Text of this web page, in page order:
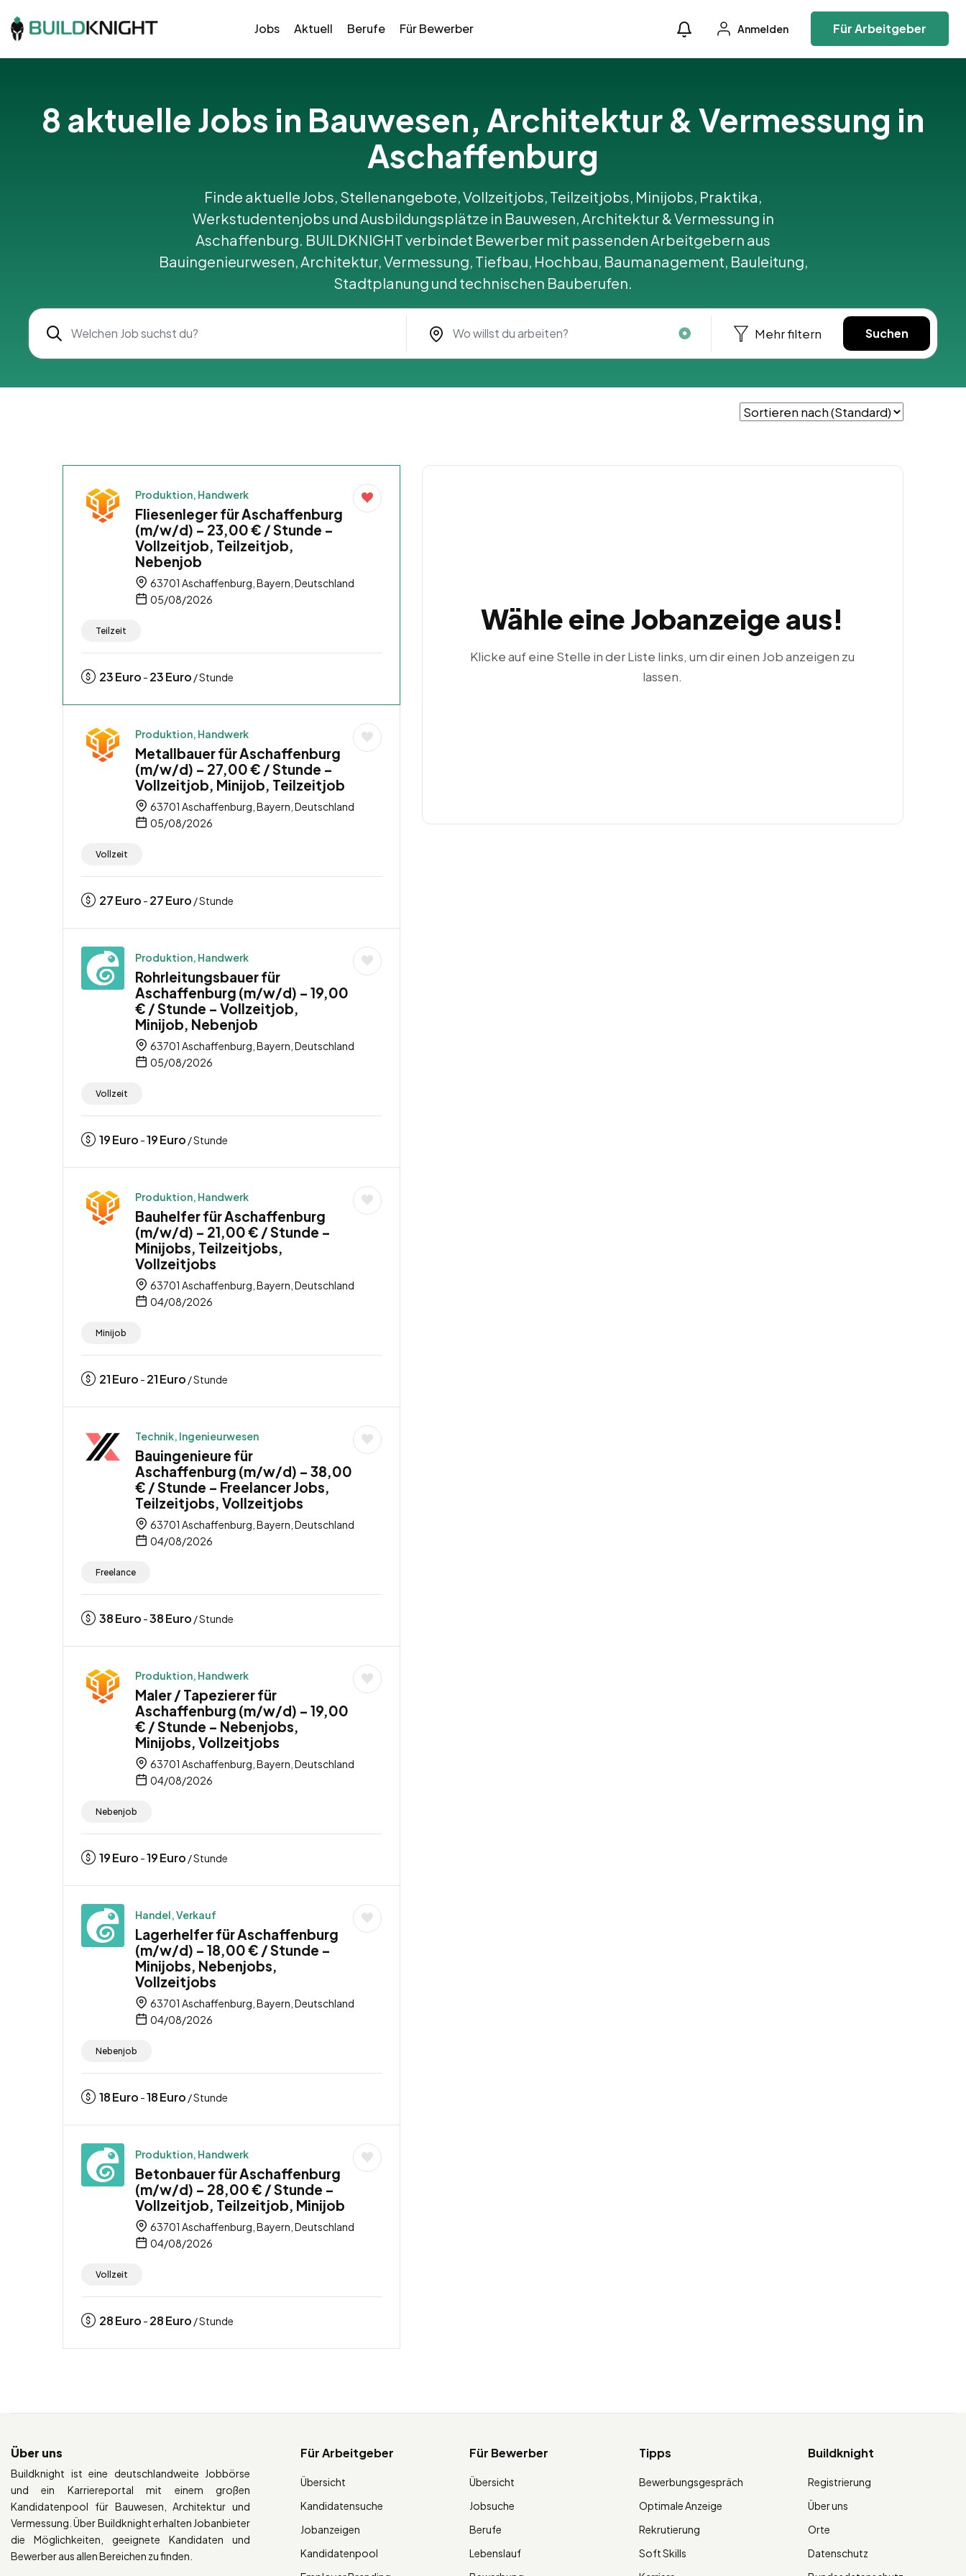
Jobs Aktuell Berufe Für Bewerber Anmelden Für Arbeitgeber
8 aktuelle Jobs in Bauwesen, Architektur & Vermessung in
Aschaffenburg
Finde aktuelle Jobs, Stellenangebote, Vollzeitjobs, Teilzeitjobs, Minijobs, Praktika,
Werkstudentenjobs und Ausbildungsplätze in Bauwesen, Architektur & Vermessung in
Aschaffenburg. BUILDKNIGHT verbindet Bewerber mit passenden Arbeitgebern aus
Bauingenieurwesen, Architektur, Vermessung, Tiefbau, Hochbau, Baumanagement, Bauleitung,
Stadtplanung und technischen Bauberufen.
Mehr filtern Suchen
Produktion, Handwerk
Fliesenleger für Aschaffenburg
(m/w/d) – 23,00 € / Stunde –
Vollzeitjob, Teilzeitjob,
Nebenjob
63701 Aschaffenburg, Bayern, Deutschland
05/08/2026
Teilzeit
23Euro - 23Euro / Stunde
Produktion, Handwerk
Metallbauer für Aschaffenburg
(m/w/d) – 27,00 € / Stunde –
Vollzeitjob, Minijob, Teilzeitjob
63701 Aschaffenburg, Bayern, Deutschland
05/08/2026
Vollzeit
27Euro - 27Euro / Stunde
Produktion, Handwerk
Rohrleitungsbauer für
Aschaffenburg (m/w/d) – 19,00
€ / Stunde – Vollzeitjob,
Minijob, Nebenjob
63701 Aschaffenburg, Bayern, Deutschland
05/08/2026
Vollzeit
19Euro -19Euro / Stunde
Produktion, Handwerk
Bauhelfer für Aschaffenburg
(m/w/d) – 21,00 € / Stunde –
Minijobs, Teilzeitjobs,
Vollzeitjobs
63701 Aschaffenburg, Bayern, Deutschland
04/08/2026
Minijob
21Euro - 21Euro / Stunde
Technik, Ingenieurwesen
Bauingenieure für
Aschaffenburg (m/w/d) – 38,00
€ / Stunde – Freelancer Jobs,
Teilzeitjobs, Vollzeitjobs
63701 Aschaffenburg, Bayern, Deutschland
04/08/2026
Freelance
38Euro -38Euro / Stunde
Produktion, Handwerk
Maler / Tapezierer für
Aschaffenburg (m/w/d) – 19,00
€ / Stunde – Nebenjobs,
Minijobs, Vollzeitjobs
63701 Aschaffenburg, Bayern, Deutschland
04/08/2026
Nebenjob
19Euro -19Euro / Stunde
Handel, Verkauf
Lagerhelfer für Aschaffenburg
(m/w/d) – 18,00 € / Stunde –
Minijobs, Nebenjobs,
Vollzeitjobs
63701 Aschaffenburg, Bayern, Deutschland
04/08/2026
Nebenjob
18Euro -18Euro / Stunde
Produktion, Handwerk
Betonbauer für Aschaffenburg
(m/w/d) – 28,00 € / Stunde –
Vollzeitjob, Teilzeitjob, Minijob
63701 Aschaffenburg, Bayern, Deutschland
04/08/2026
Vollzeit
28Euro - 28Euro / Stunde
Wähle eine Jobanzeige aus!
Klicke auf eine Stelle in der Liste links, um dir einen Job anzeigen zu
lassen.
Über uns
Buildknight ist eine deutschlandweite Jobbörse
und ein Karriereportal mit einem großen
Kandidatenpool für Bauwesen, Architektur und
Vermessung. Über Buildknight erhalten Jobanbieter
die Möglichkeiten, geeignete Kandidaten und
Bewerber aus allen Bereichen zu finden.
Für Arbeitgeber
Übersicht
Kandidatensuche
Jobanzeigen
Kandidatenpool
Für Bewerber
Übersicht
Jobsuche
Berufe
Lebenslauf
Tipps
Bewerbungsgespräch
Optimale Anzeige
Rekrutierung
Soft Skills
Buildknight
Registrierung
Über uns
Orte
Datenschutz